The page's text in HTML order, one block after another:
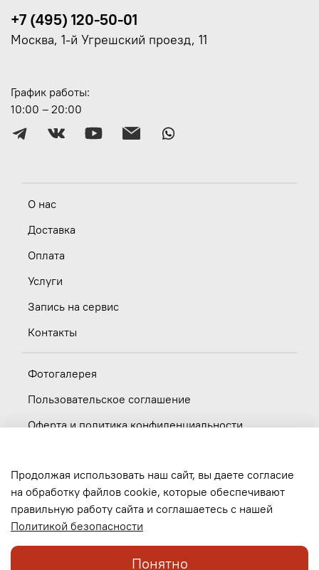
О нас
Доставка
Оплата
Услуги
Запись на сервис
Контакты
Фотогалерея
Пользовательское соглашение
Оферта и политика конфиденциальности
Вакансии
Обратная связь
График работы:
10:00 – 20:00
+7 (495) 120-50-01
Москва, 1-й Угрешский проезд, 11
Продолжая использовать наш сайт, вы даете согласие
на обработку файлов cookie, которые обеспечивают
правильную работу сайта и соглашаетесь с нашей
Политикой безопасности
Понятно